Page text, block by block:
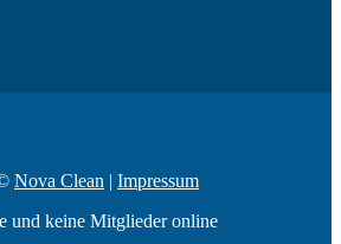
Nova Clean | Impressum
und keine Mitglieder online